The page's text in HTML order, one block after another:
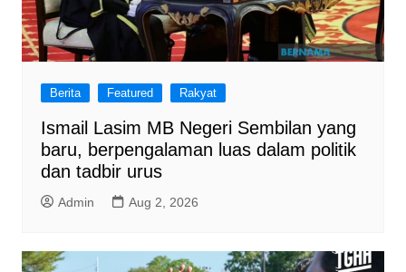
Berita Featured Rakyat
Ismail Lasim MB Negeri Sembilan yang
baru, berpengalaman luas dalam politik
dan tadbir urus
Admin Aug 2, 2026